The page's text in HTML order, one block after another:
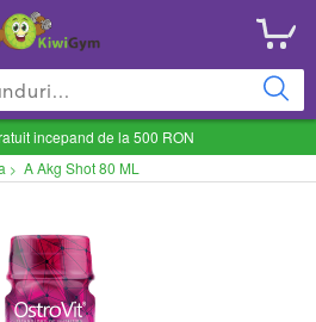
incepand de la 500 RON
> A Akg Shot 80 ML